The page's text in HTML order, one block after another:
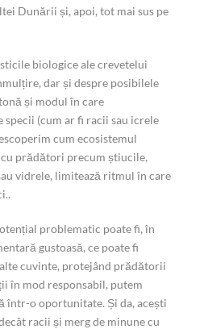
Dunării și, apoi, tot mai sus pe
biologice ale crevetelui
dar și despre posibilele
și modul în care
specii (cum ar fi racii sau icrele
cum ecosistemul
prădători precum știucile,
vidrele, limitează ritmul în care
problematic poate fi, în
gustoasă, ce poate fi
cuvinte, protejând prădătorii
în mod responsabil, putem
într-o oportunitate. Și da, acești
racii și merg de minune cu